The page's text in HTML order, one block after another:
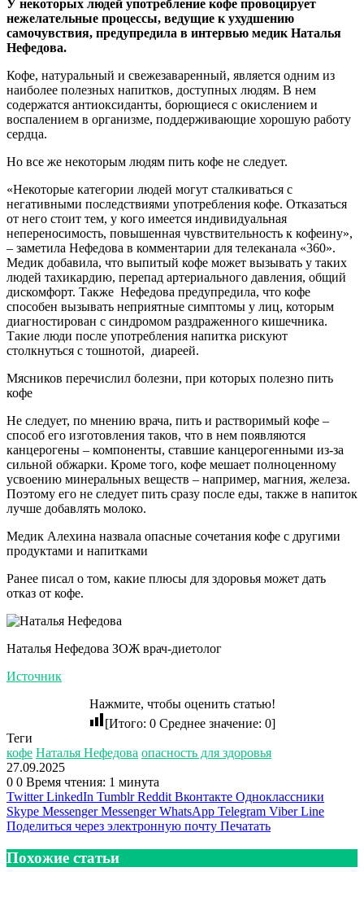
У некоторых людей употребление кофе провоцирует
нежелательные процессы, ведущие к ухудшению
самочувствия, предупредила в интервью медик Наталья
Нефедова.
Кофе, натуральный и свежезаваренный, является одним из
наиболее полезных напитков, доступных людям. В нем
содержатся антиоксиданты, борющиеся с окислением и
воспалением в организме, поддерживающие хорошую работу
сердца.
Но все же некоторым людям пить кофе не следует.
«Некоторые категории людей могут сталкиваться с
негативными последствиями употребления кофе. Отказаться
от него стоит тем, у кого имеется индивидуальная
непереносимость, повышенная чувствительность к кофеину»,
– заметила Нефедова в комментарии для телеканала «360».
Медик добавила, что выпитый кофе может вызывать у таких
людей тахикардию, перепад артериального давления, общий
дискомфорт. Также Нефедова предупредила, что кофе
способен вызывать неприятные симптомы у лиц, которым
диагностирован с синдромом раздраженного кишечника.
Такие люди после употребления напитка рискуют
столкнуться с тошнотой, диареей.
Мясников перечислил болезни, при которых полезно пить
кофе
Не следует, по мнению врача, пить и растворимый кофе –
способ его изготовления таков, что в нем появляются
канцерогены – компоненты, ставшие канцерогенными из-за
сильной обжарки. Кроме того, кофе мешает полноценному
усвоению минеральных веществ – например, магния, железа.
Поэтому его не следует пить сразу после еды, также в напиток
лучше добавлять молоко.
Медик Алехина назвала опасные сочетания кофе с другими
продуктами и напитками
Ранее писал о том, какие плюсы для здоровья может дать
отказ от кофе.
Наталья Нефедова ЗОЖ врач-диетолог
Источник
Нажмите, чтобы оценить статью!
[Итого: 0 Среднее значение: 0]
Теги
кофе Наталья Нефедова опасность для здоровья
27.09.2025
0 0 Время чтения: 1 минута
Twitter LinkedIn Tumblr Reddit Вконтакте Одноклассники
Skype Messenger Messenger WhatsApp Telegram Viber Line
Поделиться через электронную почту Печатать
Похожие статьи